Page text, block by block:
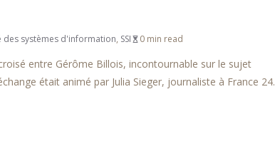
des systèmes d'information, SSI 0 min read
entre Gérôme Billois, incontournable sur le sujet
était animé par Julia Sieger, journaliste à France 24.